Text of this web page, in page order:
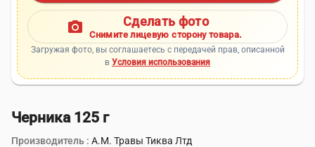
photo_camera Сделать фото
Снимите лицевую сторону товара.
Загружая фото, вы соглашаетесь с передачей прав, описанной
в Условия использования
Черника 125 г
Производитель : А.М. Травы Тиква Лтд